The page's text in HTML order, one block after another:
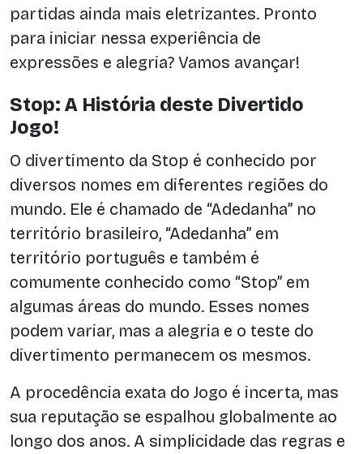
partidas ainda mais eletrizantes. Pronto
para iniciar nessa experiência de
expressões e alegria? Vamos avançar!
Stop: A História deste Divertido
Jogo!
O divertimento da Stop é conhecido por
diversos nomes em diferentes regiões do
mundo. Ele é chamado de “Adedanha” no
território brasileiro, “Adedanha” em
território português e também é
comumente conhecido como “Stop” em
algumas áreas do mundo. Esses nomes
podem variar, mas a alegria e o teste do
divertimento permanecem os mesmos.
A procedência exata do Jogo é incerta, mas
sua reputação se espalhou globalmente ao
longo dos anos. A simplicidade das regras e